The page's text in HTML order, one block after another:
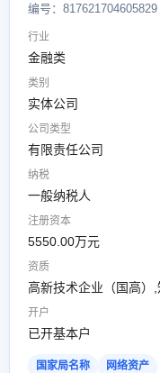
编号：817621704605829
行业
金融类
类别
实体公司
公司类型
有限责任公司
纳税
一般纳税人
注册资本
5550.00万元
资质
高新技术企业（国高）
开户
已开基本户
国家局名称 网络资产